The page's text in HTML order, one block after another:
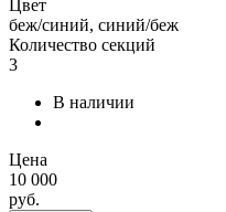
Цвет
беж/синий, синий/беж
Количество секций
3
В наличии
Цена
10 000
руб.